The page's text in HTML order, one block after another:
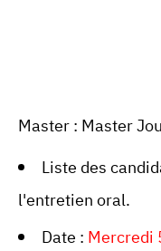
Master : Master
Liste des
l'entretien oral.
Date : Mercredi